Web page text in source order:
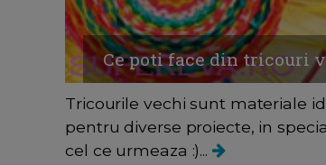
Ce poti face din tricouri
Tricourile vechi sunt materiale
pentru diverse proiecte, in
cel ce urmeaza :)...